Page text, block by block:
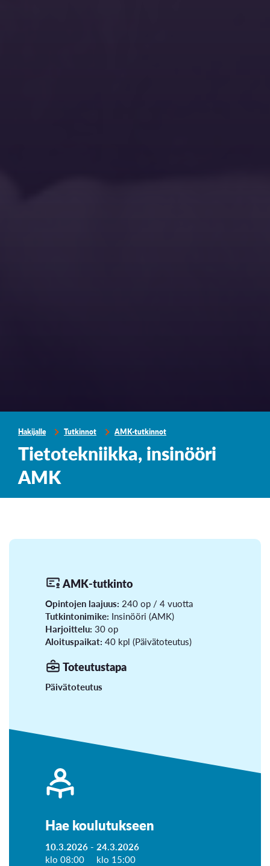
Hakijalle Tutkinnot AMK-tutkinnot
Tietotekniikka, insinööri
AMK
AMK-tutkinto
Opintojen laajuus: 240 op / 4 vuotta
Tutkintonimike: Insinööri (AMK)
Harjoittelu: 30 op
Aloituspaikat: 40 kpl (Päivätoteutus)
Toteutustapa
Päivätoteutus
Hae koulutukseen
10.3.2026 -
klo 08:00
24.3.2026
klo 15:00